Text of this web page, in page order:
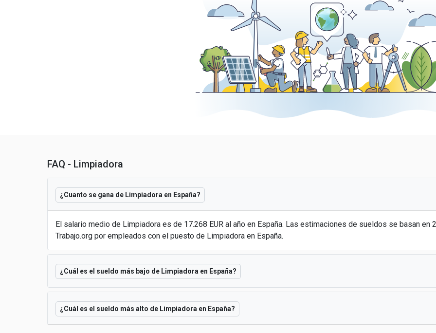
FAQ - Limpiadora
¿Cuanto se gana de Limpiadora en España?
El salario medio de Limpiadora es de 17.268 EUR al año en España. Las estimaciones de sueldos se basan
Trabajo.org por empleados con el puesto de Limpiadora en España.
¿Cuál es el sueldo más bajo de Limpiadora en España?
¿Cuál es el sueldo más alto de Limpiadora en España?